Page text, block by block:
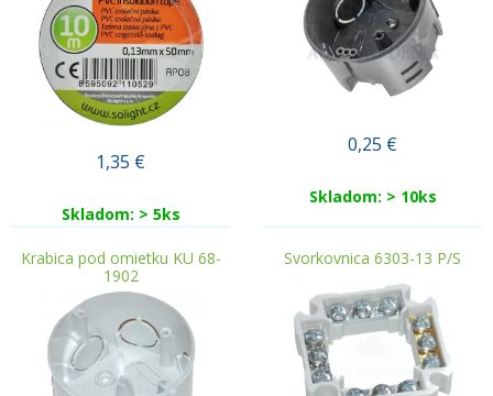
1,35 €
Skladom: > 5ks
0,25 €
Skladom: > 10ks
Krabica pod omietku KU 68-
1902
Svorkovnica 6303-13 P/S